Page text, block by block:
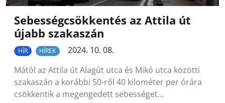
Sebességcsökkentés az Attila út
újabb szakaszán
HÍR HÍREK
2024. 10. 08.
Mától az Attila út Alagút utca és Mikó utca közötti
szakaszán a korábbi 50-ről 40 kilométer per órára
csökkentik a megengedett sebességet…